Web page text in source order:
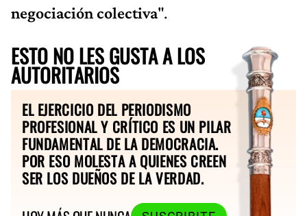
negociación colectiva".
ESTO NO LES GUSTA A LOS
AUTORITARIOS
EL EJERCICIO DEL PERIODISMO
PROFESIONAL Y CRÍTICO ES UN PILAR
FUNDAMENTAL DE LA DEMOCRACIA.
POR ESO MOLESTA A QUIENES CREEN
SER LOS DUEÑOS DE LA VERDAD.